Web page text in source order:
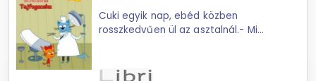
Cuki egyik nap, ebéd közben
rosszkedvűen ül az asztalnál.- Mi
fáj az egyik foga, ezért nincs